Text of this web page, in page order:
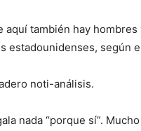
también hay
estadounidenses, según
noti-análisis.
nada “porque sí”.